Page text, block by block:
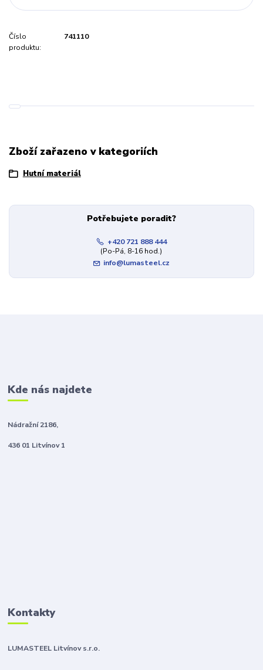
Číslo
produktu:
741110
Zboží zařazeno v kategoriích
Hutní materiál
Potřebujete poradit?
+420 721 888 444
(Po-Pá, 8-16 hod.)
info@lumasteel.cz
Kde nás najdete
Nádražní 2186,
436 01 Litvínov 1
Kontakty
LUMASTEEL Litvínov s.r.o.